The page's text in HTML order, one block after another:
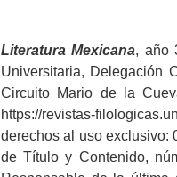
Literatura Mexicana, año
Universitaria, Delegación
Circuito Mario de la
https://revistas-
derechos al uso exclusivo:
de Título y Contenido,